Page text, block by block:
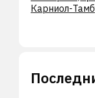
Карниол-